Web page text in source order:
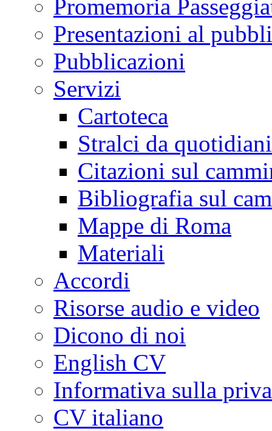
Promemoria
Presentazioni al
Pubblicazioni
Servizi
Cartoteca
Stralci da
Citazioni sul
Bibliografia sul
Mappe di Roma
Materiali
Accordi
Risorse audio e video
Dicono di noi
English CV
Informativa sulla
CV italiano